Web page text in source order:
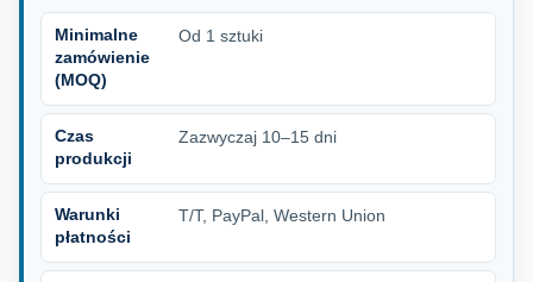
Minimalne
zamówienie
(MOQ)
Od 1 sztuki
Czas
produkcji
Zazwyczaj 10–15 dni
Warunki
płatności
T/T, PayPal, Western Union